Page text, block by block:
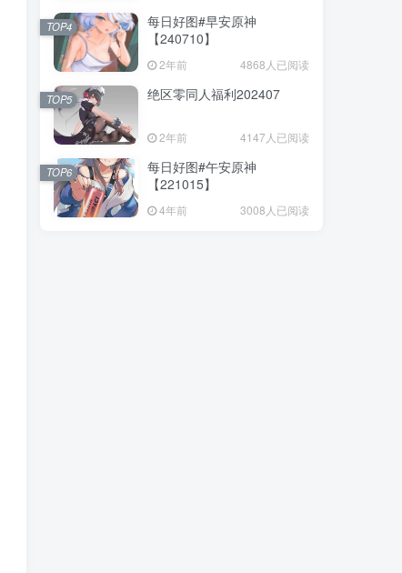
每日好图#早安原神
【240710】
2年前 4868人已阅读
TOP4
绝区零同人福利202407
2年前 4147人已阅读
TOP5
每日好图#午安原神
【221015】
4年前 3008人已阅读
TOP6